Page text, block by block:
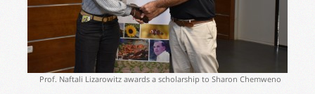
Prof. Naftali Lizarowitz awards a scholarship to Sharon Chemweno